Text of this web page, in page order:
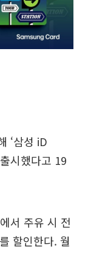
‘삼성 iD
시했다고 19
서 주유 시 전
할인한다. 월